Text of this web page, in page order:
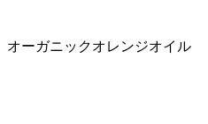
オーガニックオレンジオイル